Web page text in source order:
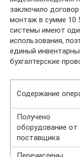
заключило
монтаж в сумме 10
системы имеют
использования,
единый
бухгалтерские
Содержание
Получено
оборудование от
поставщика